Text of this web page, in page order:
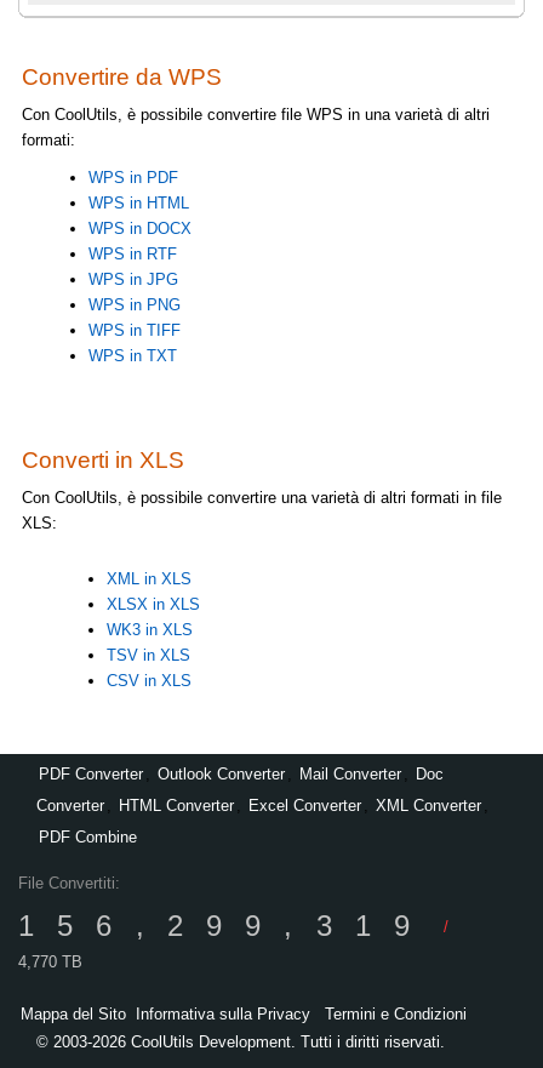
Convertire da WPS
Con CoolUtils, è possibile convertire file WPS in una varietà di altri
formati:
WPS in PDF
WPS in HTML
WPS in DOCX
WPS in RTF
WPS in JPG
WPS in PNG
WPS in TIFF
WPS in TXT
Converti in XLS
Con CoolUtils, è possibile convertire una varietà di altri formati in file
XLS:
XML in XLS
XLSX in XLS
WK3 in XLS
TSV in XLS
CSV in XLS
PDF Converter Outlook Converter Mail Converter
Doc
Converter
HTML Converter Excel Converter XML Converter
PDF Combine
File Convertiti:
156,299,319
/
4,770 TB
Mappa del Sito Informativa sulla Privacy
Termini e Condizioni
© 2003-2026 CoolUtils Development. Tutti i diritti riservati.